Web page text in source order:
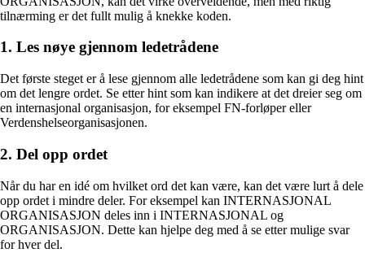
tilnærming er det fullt mulig å knekke koden.
1. Les nøye gjennom ledetrådene
Det første steget er å lese gjennom alle ledetrådene som kan gi deg hint
om det lengre ordet. Se etter hint som kan indikere at det dreier seg om
en internasjonal organisasjon, for eksempel FN-forløper eller
Verdenshelseorganisasjonen.
2. Del opp ordet
Når du har en idé om hvilket ord det kan være, kan det være lurt å dele
opp ordet i mindre deler. For eksempel kan INTERNASJONAL
ORGANISASJON deles inn i INTERNASJONAL og
ORGANISASJON. Dette kan hjelpe deg med å se etter mulige svar
for hver del.